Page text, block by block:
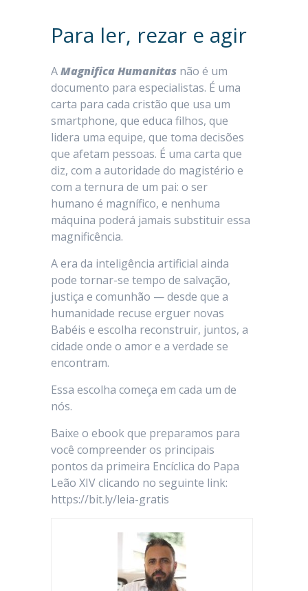
Para ler, rezar e agir
AMagnifica Humanitas não é um
documento para especialistas. É uma
carta para cada cristão que usa um
smartphone, que educa filhos, que
lidera uma equipe, que toma decisões
que afetam pessoas. É uma carta que
diz, com a autoridade do magistério e
com a ternura de um pai: o ser
humano é magnífico, e nenhuma
máquina poderá jamais substituir essa
magnificência.
A era da inteligência artificial ainda
pode tornar-se tempo de salvação,
justiça e comunhão — desde que a
humanidade recuse erguer novas
Babéis e escolha reconstruir, juntos, a
cidade onde o amor e a verdade se
encontram.
Essa escolha começa em cada um de
nós.
Baixe o ebook que preparamos para
você compreender os principais
pontos da primeira Encíclica do Papa
Leão XIV clicando no seguinte link:
https://bit.ly/leia-gratis